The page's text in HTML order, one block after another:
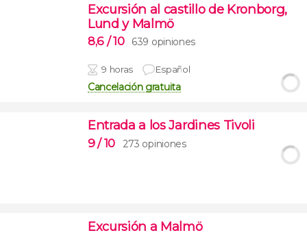
Excursión al castillo de Kronborg,
Lund y Malmö
8,6 / 10 639 opiniones
9 horas Español
Cancelación gratuita
Entrada a los Jardines Tivoli
9/ 10 273 opiniones
Excursión a Malmö